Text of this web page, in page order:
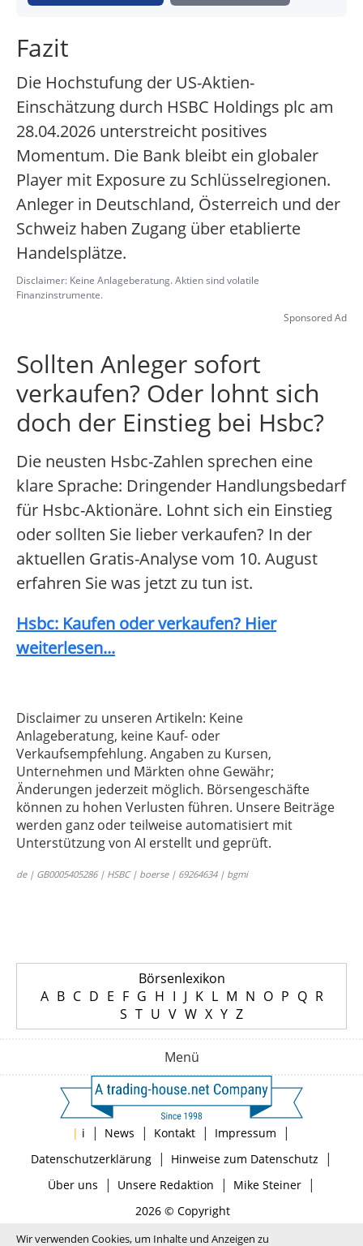
Fazit
Die Hochstufung der US-Aktien-
Einschätzung durch HSBC Holdings plc am
28.04.2026 unterstreicht positives
Momentum. Die Bank bleibt ein globaler
Player mit Exposure zu Schlüsselregionen.
Anleger in Deutschland, Österreich und der
Schweiz haben Zugang über etablierte
Handelsplätze.
Disclaimer: Keine Anlageberatung. Aktien sind volatile
Finanzinstrumente.
Sponsored Ad
Sollten Anleger sofort
verkaufen? Oder lohnt sich
doch der Einstieg bei Hsbc?
Die neusten Hsbc-Zahlen sprechen eine
klare Sprache: Dringender Handlungsbedarf
für Hsbc-Aktionäre. Lohnt sich ein Einstieg
oder sollten Sie lieber verkaufen? In der
aktuellen Gratis-Analyse vom 10. August
erfahren Sie was jetzt zu tun ist.
Hsbc: Kaufen oder verkaufen? Hier
weiterlesen...
Disclaimer zu unseren Artikeln: Keine
Anlageberatung, keine Kauf- oder
Verkaufsempfehlung. Angaben zu Kursen,
Unternehmen und Märkten ohne Gewähr;
Änderungen jederzeit möglich. Börsengeschäfte
können zu hohen Verlusten führen. Unsere Beiträge
werden ganz oder teilweise automatisiert mit
Unterstützung von AI erstellt und geprüft.
de | GB0005405286 | HSBC | boerse | 69264634 | bgmi
Börsenlexikon
A B C D E F G H I J K L M N O P Q R
S T U V W X Y Z
Menü
| i | News | Kontakt | Impressum |
Datenschutzerklärung| Hinweise zum Datenschutz |
Über uns | Unsere Redaktion | Mike Steiner|
2026 © Copyright
Wir verwenden Cookies, um Inhalte und Anzeigen zu